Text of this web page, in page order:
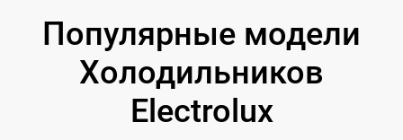
Популярные модели
Холодильников
Electrolux